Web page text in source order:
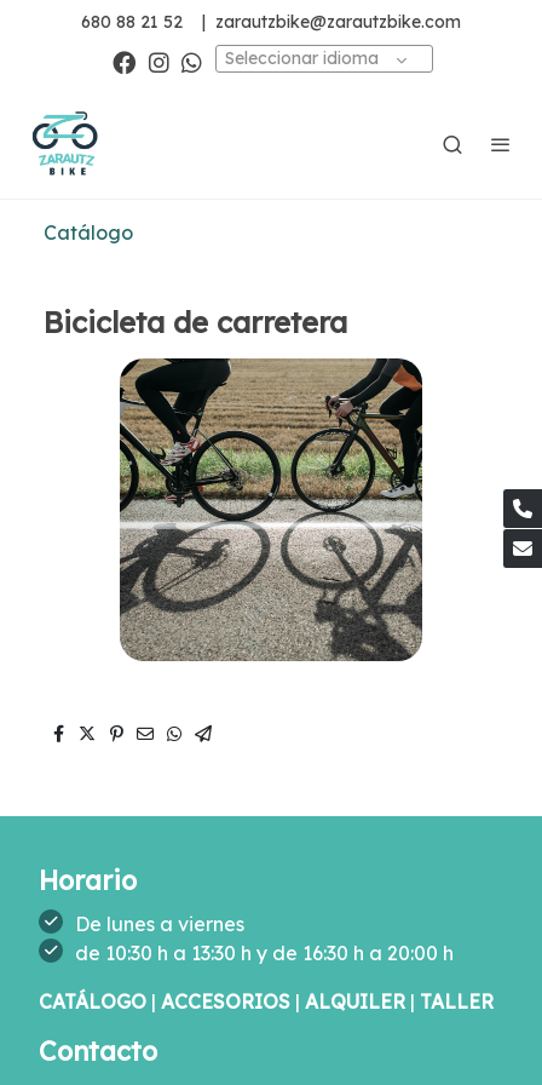
680 88 21 52 | zarautzbike@zarautzbike.com
Seleccionar idioma
Catálogo
Bicicleta de carretera
Horario
De lunes a viernes
de 10:30 h a 13:30 h y de 16:30 h a 20:00 h
CATÁLOGO | ACCESORIOS | ALQUILER | TALLER
Contacto